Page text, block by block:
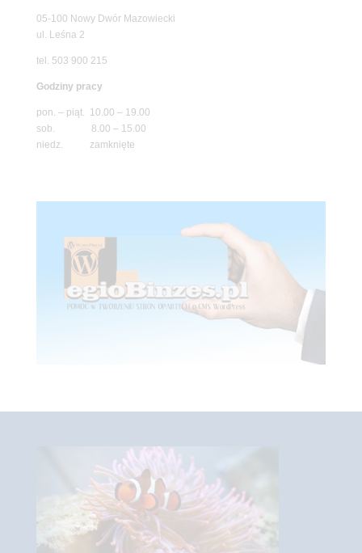
05-100 Nowy Dwór Mazowiecki
ul. Leśna 2
tel. 503 900 215
Godziny pracy
pon. – piąt. 10.00 – 19.00
sob. 8.00 – 15.00
niedz. zamknięte